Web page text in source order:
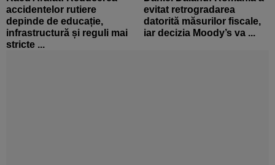
accidentelor rutiere
depinde de educație,
infrastructură și reguli mai
stricte ...
evitat retrogradarea
datorită măsurilor fiscale,
iar decizia Moody’s va ...